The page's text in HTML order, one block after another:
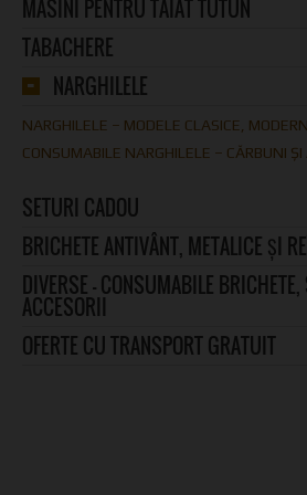
MASINI PENTRU TAIAT TUTUN
TABACHERE
NARGHILELE
NARGHILELE – MODELE CLASICE,
CONSUMABILE NARGHILELE – CĂRBUNI
SETURI CADOU
BRICHETE ANTIVÂNT, METALICE ȘI
DIVERSE – CONSUMABILE
ACCESORII
OFERTE CU TRANSPORT GRATUIT